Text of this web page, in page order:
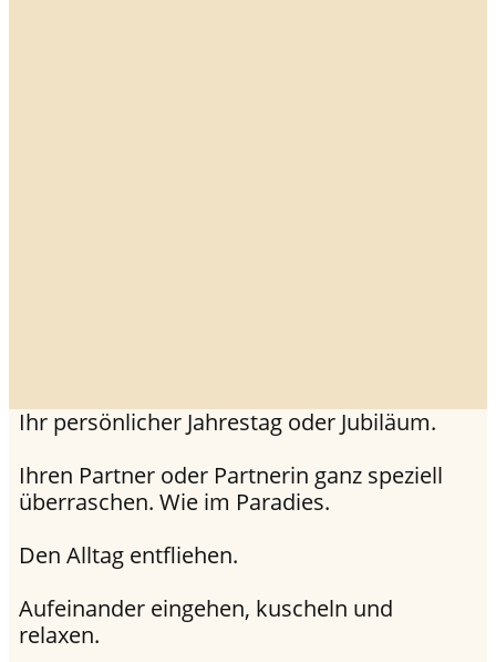
Ihr persönlicher Jahrestag oder Jubiläum.
Ihren Partner oder Partnerin ganz speziell
überraschen. Wie im Paradies.
Den Alltag entfliehen.
Aufeinander eingehen, kuscheln und
relaxen.